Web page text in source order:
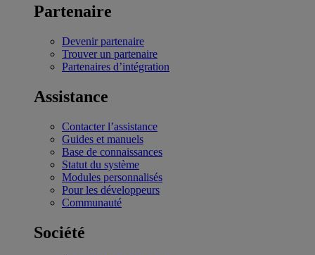
Partenaire
Devenir partenaire
Trouver un partenaire
Partenaires d’intégration
Assistance
Contacter l’assistance
Guides et manuels
Base de connaissances
Statut du système
Modules personnalisés
Pour les développeurs
Communauté
Société